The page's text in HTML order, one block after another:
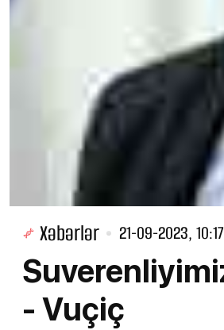
Xəbərlər 21-09-2023, 10:17
- Vuçiç